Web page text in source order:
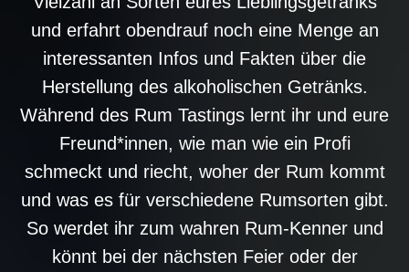
und erfahrt obendrauf noch eine Menge an
interessanten Infos und Fakten über die
Herstellung des alkoholischen Getränks.
Während des Rum Tastings lernt ihr und eure
Freund*innen, wie man wie ein Profi
schmeckt und riecht, woher der Rum kommt
und was es für verschiedene Rumsorten gibt.
So werdet ihr zum wahren Rum-Kenner und
könnt bei der nächsten Feier oder der